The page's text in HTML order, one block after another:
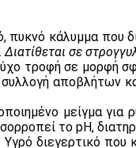
πυκνό κάλυμμα που
Διατίθεται σε
τροφή σε μορφή
αποβλήτων
μείγμα για
το pH,
Υγρό διεγερτικό που